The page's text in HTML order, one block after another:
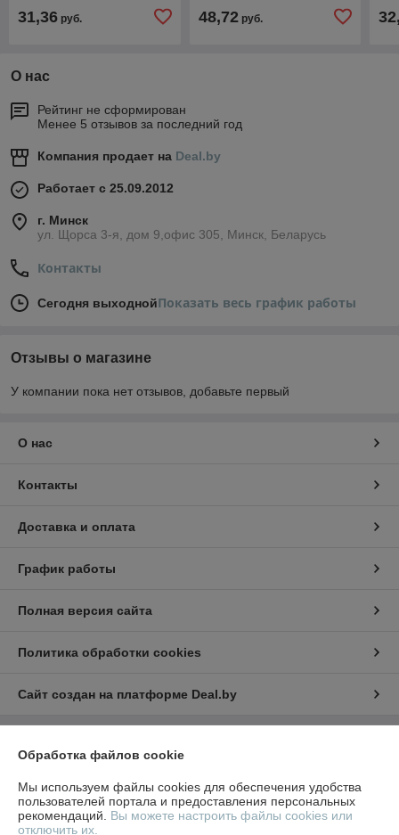
31,36 руб. 48,72руб.
О нас
Рейтинг не сформирован
Менее 5 отзывов за последний год
Компания продает на Deal.by
Работает с 25.09.2012
г. Минск
ул. Щорса 3-я, дом 9,офис 305, Минск, Беларусь
Контакты
Сегодня выходнойПоказать весь график работы
Отзывы о магазине
У компании пока нет отзывов, добавьте первый
О нас
Контакты
Доставка и оплата
График работы
Полная версия сайта
Политика обработки cookies
Сайт создан на платформе Deal.by
Информация для покупателя
220069, г. Минск, ул. Щорса 3-я, дом 9,офис 305
Регистрационный номер ЕГР: 191959674
Обработка файлов cookie
Мы используем файлы cookies для обеспечения удобства
пользователей портала и предоставления персональных
рекомендаций. Вы можете настроить файлы cookies или
отключить их.